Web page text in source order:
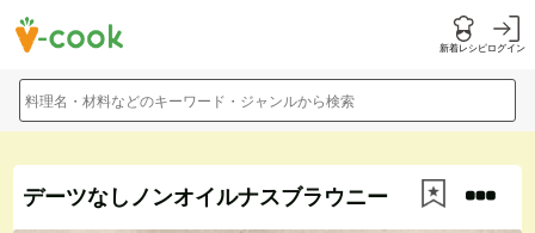
新着レシピログイン
料理名・材料などのキーワード・ジャンルから検索
デーツなしノンオイルナスブラウニー